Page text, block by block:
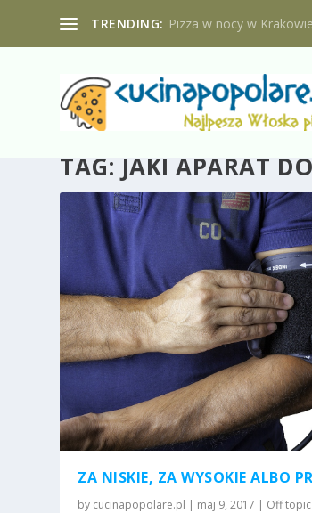
TRENDING: Pizza w nocy w
TAG: JAKI APARAT
ZA NISKIE, ZA WYSOKIE ALBO
by cucinapopolare.pl maj 9, 2017 Off topic